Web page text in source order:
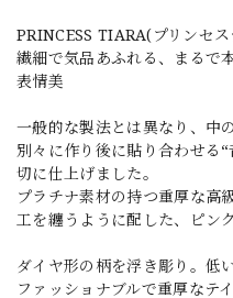
PRINCESS TIARA(プリンセ
繊細で気品あふれる、まるで
表情美
一般的な製法とは異なり、中
別々に作り後に貼り合わせる
切に仕上げました。
プラチナ素材の持つ重厚な高
工を纏うように配した、ピン
ダイヤ形の柄を浮き彫り。低
ファッショナブルで重厚なテ